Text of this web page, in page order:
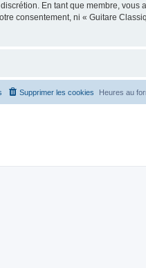
En tant que membre, vous
consentement, ni « Guitare
Heures au
Supprimer les cookies